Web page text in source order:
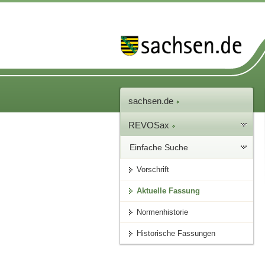
sachsen.de
REVOSax
Einfache Suche
Vorschrift
Aktuelle Fassung
Normenhistorie
Historische Fassungen